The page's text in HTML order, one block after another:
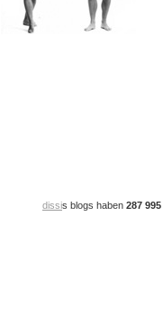
dissis blogs haben 287 995